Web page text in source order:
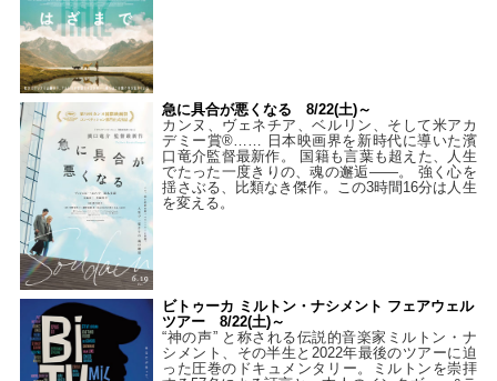
急に具合が悪くなる 8/22(土)～
カンヌ、ヴェネチア、ベルリン、そして米アカ
デミー賞®…… 日本映画界を新時代に導いた濱
口竜介監督最新作。 国籍も言葉も超えた、人生
でたった一度きりの、魂の邂逅――。 強く心を
揺さぶる、比類なき傑作。この3時間16分は人生
を変える。
ビトゥーカ ミルトン・ナシメント フェアウェル
ツアー 8/22(土)～
“神の声” と称される伝説的音楽家ミルトン・ナ
シメント、その半生と2022年最後のツアーに迫
った圧巻のドキュメンタリー。ミルトンを崇拝